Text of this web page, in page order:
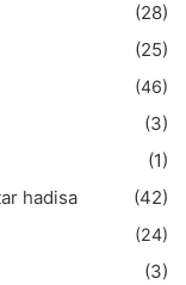
(28)
(25)
(46)
(3)
(1)
hadisa
(42)
(24)
(3)